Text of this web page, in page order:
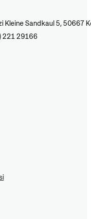
Kleine Sandkaul 5, 50667
221 29166